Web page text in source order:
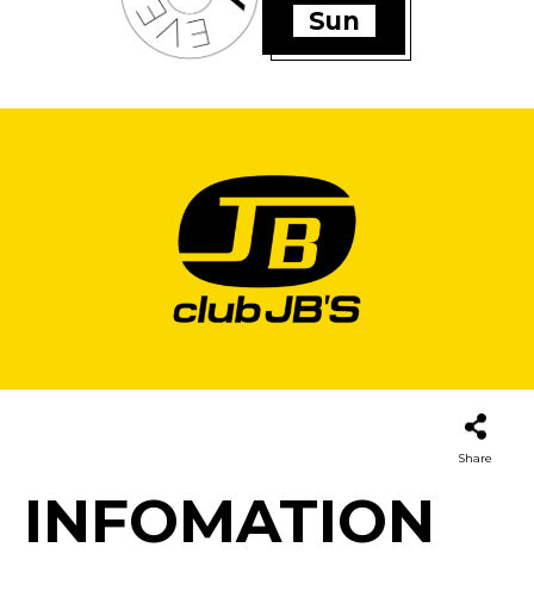
Sun
Share
INFOMATION